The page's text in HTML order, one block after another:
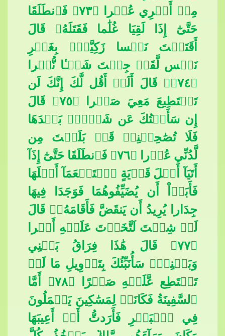
مِنۡ أَمۡرِي عُسۡرا ﴿٧٣﴾ فَٱنطَلَقَا
حَتَّىٰٓ إِذَا لَقِيَا غُلَٰما فَقَتَلَهُۥ قَالَ
أَقَتَلۡتَ نَفۡسا زَكِيَّةَۢ بِغَيۡرِ
نَفۡس لَّقَدۡ جِئۡتَ شَيۡـٔا نُّكۡرا
﴿٧٤﴾۞ قَالَ أَلَمۡ​​
أَقُل لَّكَ إِنَّكَ لَن
تَسۡتَطِيعَ مَعِيَ صَبۡرا ﴿٧٥﴾ قَالَ
إِن سَأَلۡتُكَ عَن شَيۡءِۭ بَعۡدَهَا
فَلَا تُصَٰحِبۡنِيۖ قَدۡ بَلَغۡتَ مِن
لَّدُنِّي عُذۡرا ﴿٧٦﴾ فَٱنطَلَقَا حَتَّىٰٓ إِذَآ
أَتَيَآ أَهۡلَ قَرۡيَةٍ ٱسۡتَطۡعَمَآ أَهۡلَهَا
فَأَبَوۡاْ أَن يُضَيِّفُوهُمَا فَوَجَدَا فِيهَا
جِدَارا يُرِيدُ أَن يَنقَضَّ فَأَقَامَهُۥۖ قَالَ
لَوۡ شِئۡتَ لَتَّخَذۡتَ عَلَيۡهِ أَجۡرا
﴿٧٧﴾ قَالَ هَٰذَا فِرَاقُ بَيۡنِي
وَبَيۡنِكَۚ سَأُنَبِّئُكَ بِتَأۡوِيلِ مَا لَمۡ
تَسۡتَطِع عَّلَيۡهِ صَبۡرًا ﴿٧٨﴾ أَمَّا
ٱلسَّفِينَةُ فَكَانَتۡ لِمَسَٰكِينَ يَعۡمَلُونَ
فِي ٱلۡبَحۡرِ فَأَرَدتُّ أَنۡ أَعِيبَهَا